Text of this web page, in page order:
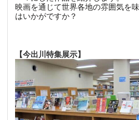
映画を通じて世界各地の雰囲気を
はいかがですか？
【今出川特集展示】